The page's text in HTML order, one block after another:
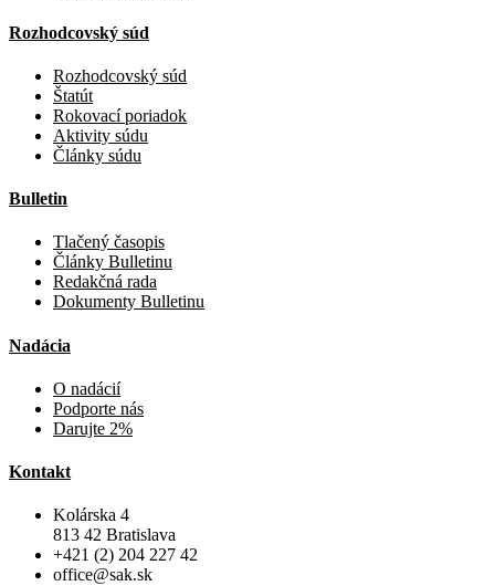
Rozhodcovský súd
Rozhodcovský súd
Štatút
Rokovací poriadok
Aktivity súdu
Články súdu
Bulletin
Tlačený časopis
Články Bulletinu
Redakčná rada
Dokumenty Bulletinu
Nadácia
O nadácií
Podporte nás
Darujte 2%
Kontakt
Kolárska 4
813 42 Bratislava
+421 (2) 204 227 42
office@sak.sk